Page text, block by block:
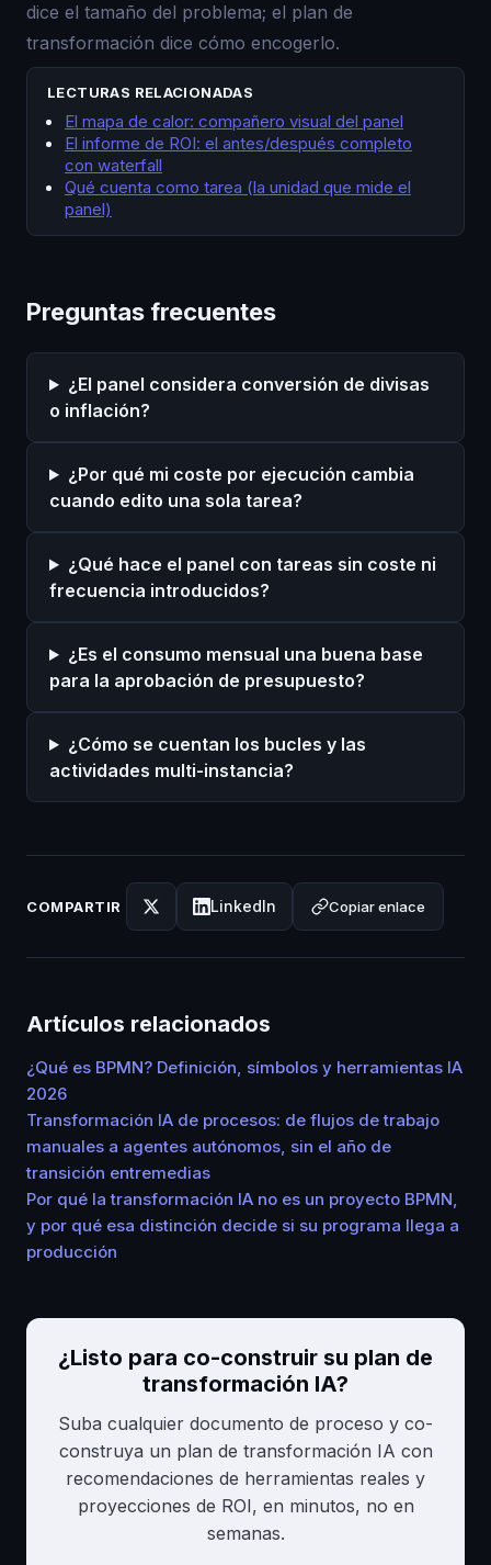
dice el tamaño del problema; el plan de
transformación dice cómo encogerlo.
LECTURAS RELACIONADAS
El mapa de calor: compañero visual del panel
El informe de ROI: el antes/después completo
con waterfall
Qué cuenta como tarea (la unidad que mide el
panel)
Preguntas frecuentes
¿El panel considera conversión de divisas
o inflación?
¿Por qué mi coste por ejecución cambia
cuando edito una sola tarea?
¿Qué hace el panel con tareas sin coste ni
frecuencia introducidos?
¿Es el consumo mensual una buena base
para la aprobación de presupuesto?
¿Cómo se cuentan los bucles y las
actividades multi-instancia?
COMPARTIR LinkedIn Copiar enlace
Artículos relacionados
¿Qué es BPMN? Definición, símbolos y herramientas IA
2026
Transformación IA de procesos: de flujos de trabajo
manuales a agentes autónomos, sin el año de
transición entremedias
Por qué la transformación IA no es un proyecto BPMN,
y por qué esa distinción decide si su programa llega a
producción
¿Listo para co-construir su plan de
transformación IA?
Suba cualquier documento de proceso y co-
construya un plan de transformación IA con
recomendaciones de herramientas reales y
proyecciones de ROI, en minutos, no en
semanas.